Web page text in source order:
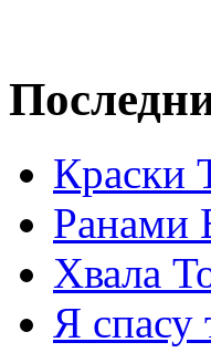
Краски
Ранами
Хвала
Я спасу